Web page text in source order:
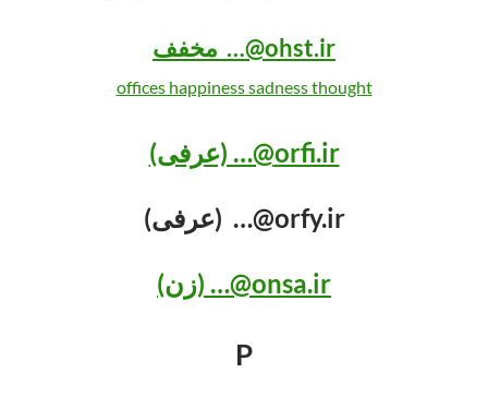
ohst.ir@… مخفف
offices happiness sadness thought
orfi.ir@… (عرفی)
orfy.ir@… (عرفی)
onsa.ir@… (زن)
P